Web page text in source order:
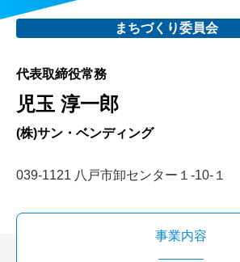
まちづくり委員会
代表取締役常務
児玉 淳一郎
(株)サン・ベンディング
039-1121 八戸市卸センター１-10-１
事業内容